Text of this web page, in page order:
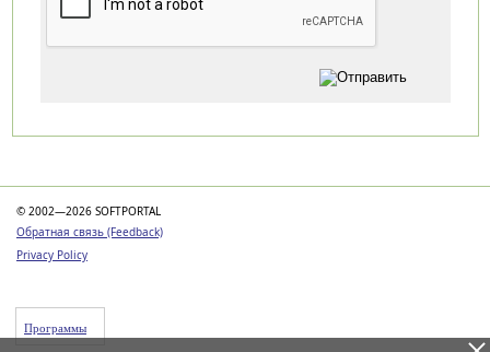
© 2002—2026 SOFTPORTAL
Обратная связь (Feedback)
Privacy Policy
Программы